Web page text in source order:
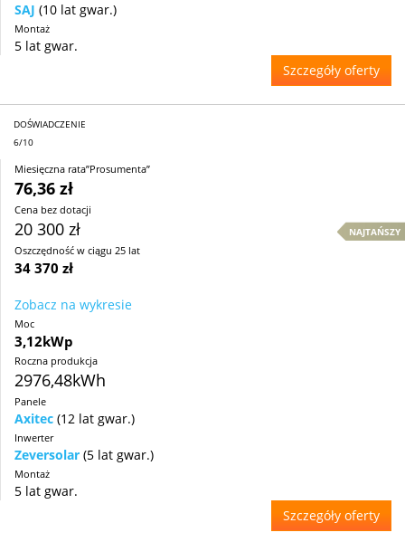
SAJ (10 lat gwar.)
Montaż
5 lat gwar.
Szczegóły oferty
DOŚWIADCZENIE
6/10
Miesięczna rata”Prosumenta”
76,36 zł
Cena bez dotacji
20 300 zł NAJTAŃSZY
Oszczędność w ciągu 25 lat
34 370 zł
Zobacz na wykresie
Moc
3,12kWp
Roczna produkcja
2976,48kWh
Panele
Axitec (12 lat gwar.)
Inwerter
Zeversolar (5 lat gwar.)
Montaż
5 lat gwar.
Szczegóły oferty